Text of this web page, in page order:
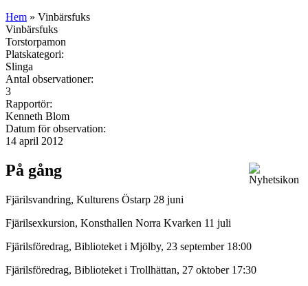
Hem » Vinbärsfuks
Vinbärsfuks
Torstorpamon
Platskategori:
Slinga
Antal observationer:
3
Rapportör:
Kenneth Blom
Datum för observation:
14 april 2012
På gång
Fjärilsvandring, Kulturens Östarp 28 juni
Fjärilsexkursion, Konsthallen Norra Kvarken 11 juli
Fjärilsföredrag, Biblioteket i Mjölby, 23 september 18:00
Fjärilsföredrag, Biblioteket i Trollhättan, 27 oktober 17:30